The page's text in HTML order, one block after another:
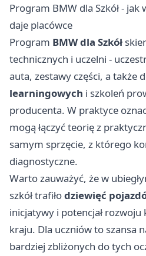
Program BMW dla Szkół -
daje placówce
Program BMW dla Szkół
technicznych i uczelni -
auta, zestawy części, a także
learningowych i szkoleń
producenta. W praktyce
mogą łączyć teorię z
samym sprzęcie, z którego
diagnostyczne.
Warto zauważyć, że w
szkół trafiłodziewięć
inicjatywy i potencjał
kraju. Dla uczniów to szansa
bardziej zbliżonych do tych